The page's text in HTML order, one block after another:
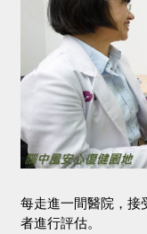
每走進一間醫院，接
者進行評估。